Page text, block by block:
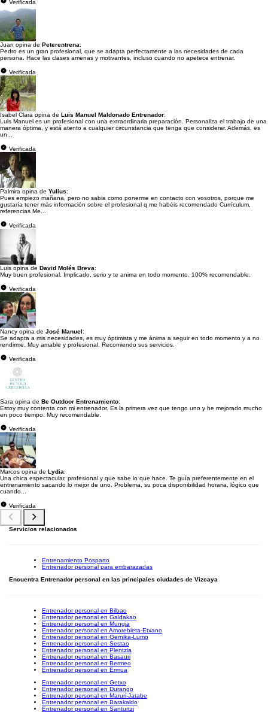
Verificada
Juan opina de Peterentrena:
Pedro es un gran profesional, que se adapta perfectamente a las necesidades de cada
persona. Hace las clases amenas y motivantes, incluso cuando no apetece entrenar.
Verificada
Isabel Clara opina de Luis Manuel Maldonado Entrenador:
Luis Manuel es un profesional con una extraordinaria preparación. Personaliza el trabajo de una
manera óptima, y está atento a cualquier circunstancia que tenga que considerar. Además, es
un...
Verificada
Palmira opina de Yulius:
Pues empiezo mañana, pero no sabia como ponerme en contacto con vosotros, porque me
gustaría tener más información sobre el profesional q me habéis recomendado Currículum,
referencias Me...
Verificada
Luis opina de David Molés Breva:
Muy buen profesional. Implicado, serio y te anima en todo momento. 100% recomendable.
Verificada
Nancy opina de José Manuel:
Se adapta a mis necesidades, es muy óptimista y me ánima a seguir en todo momento y a no
rendirme. Muy amable y profesional. Recomiendo sus servicios.
Verificada
Sara opina de Be Outdoor Entrenamiento:
Estoy muy contenta con mi entrenador. Es la primera vez que tengo uno y he mejorado mucho
en poco tiempo. Muy recomendable.
Verificada
Marcos opina de Lydia:
Una chica espectacular, profesional y que sabe lo que hace. Te guía preferentemente en el
entrenamiento sacando lo mejor de uno. Problema, su poca disponibilidad horaria, lógico que
cuando...
Verificada
Servicios relacionados
Entrenamiento Posparto
Entrenador personal para embarazadas
Encuentra Entrenador personal en las principales ciudades de Vizcaya
Entrenador personal en Bilbao
Entrenador personal en Galdakao
Entrenador personal en Mungia
Entrenador personal en Amorebieta-Etxano
Entrenador personal en Gernika-Lumo
Entrenador personal en Sestao
Entrenador personal en Plentzia
Entrenador personal en Basauri
Entrenador personal en Bermeo
Entrenador personal en Ermua
Entrenador personal en Getxo
Entrenador personal en Durango
Entrenador personal en Maruri-Jatabe
Entrenador personal en Barakaldo
Entrenador personal en Santurtzi